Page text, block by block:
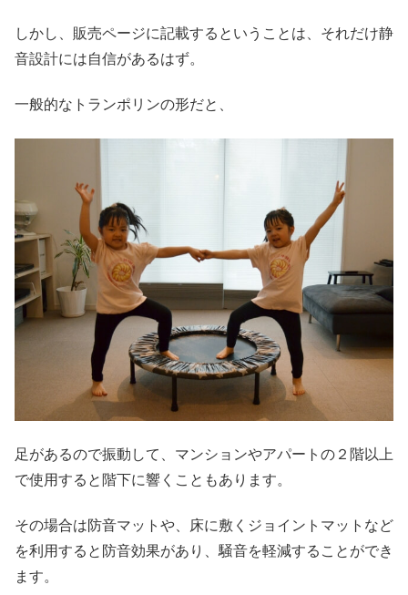
しかし、販売ページに記載するということは、それだけ静
音設計には自信があるはず。
一般的なトランポリンの形だと、
足があるので振動して、マンションやアパートの２階以上
で使用すると階下に響くこともあります。
その場合は防音マットや、床に敷くジョイントマットなど
を利用すると防音効果があり、騒音を軽減することができ
ます。